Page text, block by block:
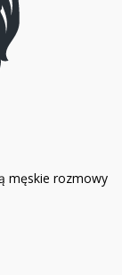
męskie rozmowy